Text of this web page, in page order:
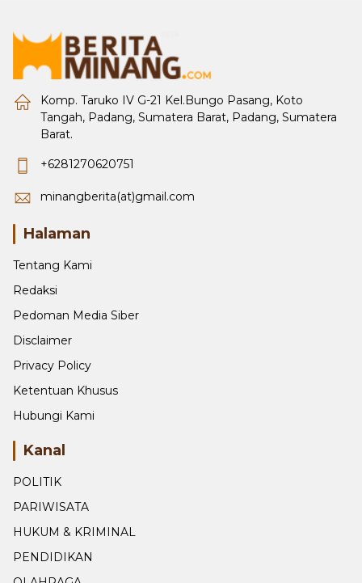
Komp. Taruko IV G-21 Kel.Bungo Pasang, Koto
Tangah, Padang, Sumatera Barat, Padang, Sumatera
Barat.
+6281270620751
minangberita(at)gmail.com
Halaman
Tentang Kami
Redaksi
Pedoman Media Siber
Disclaimer
Privacy Policy
Ketentuan Khusus
Hubungi Kami
Kanal
POLITIK
PARIWISATA
HUKUM & KRIMINAL
PENDIDIKAN